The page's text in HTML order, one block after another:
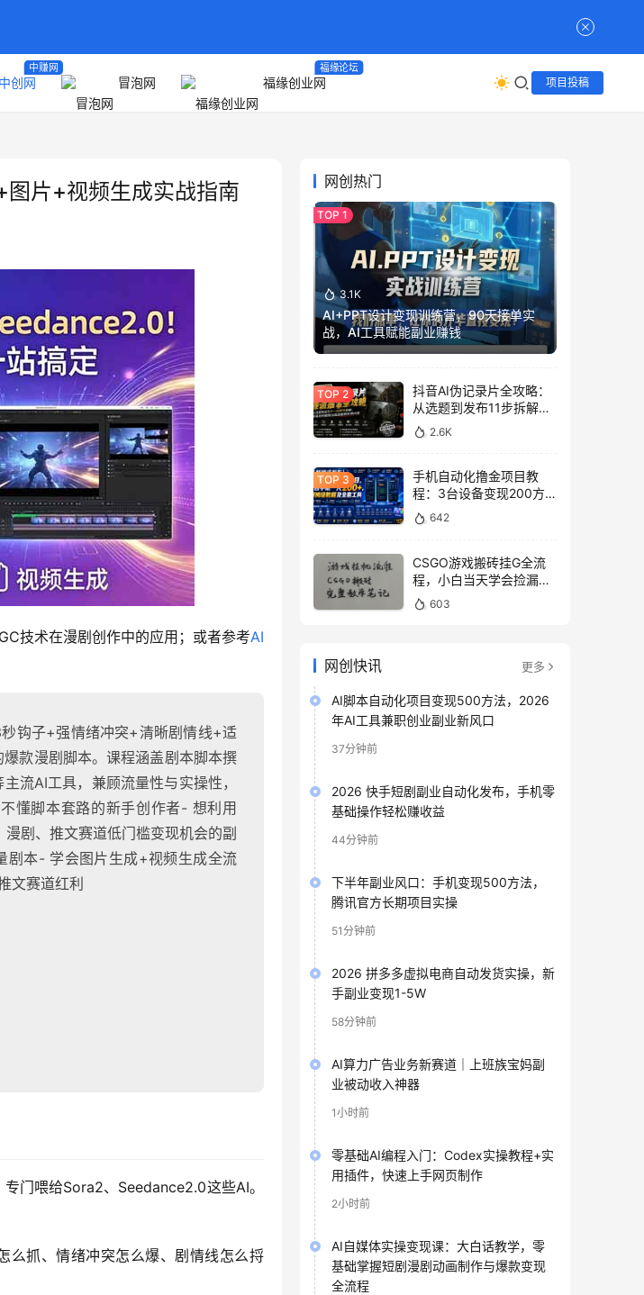
中创网
中赚网
冒泡网 福缘创业网
福缘论坛
项目投稿
片+视频生成实战指南
技术在漫剧创作中的应用；或者参考AI
钩子+强情绪冲突+清晰剧情线+适
款漫剧脚本。课程涵盖剧本脚本撰
流AI工具，兼顾流量性与实操性，
懂脚本套路的新手创作者- 想利用
剧、推文赛道低门槛变现机会的副
剧本- 学会图片生成+视频生成全流
文赛道红利
门喂给Sora2、Seedance2.0这些AI。
么抓、情绪冲突怎么爆、剧情线怎么捋
网创热门
3.1K
AI+PPT设计变现训练营，90天接单实
战，AI工具赋能副业赚钱
抖音AI伪记录片全攻略：
从选题到发布11步拆解，
零基础做出高流量真实感
内容
2.6K
手机自动化撸金项目教
程：3台设备变现200方
法，零门槛脚本工具与平
台玩法
642
CSGO游戏搬砖挂G全流
程，小白当天学会捡漏见
收益603
网创快讯 更多
AI脚本自动化项目变现500方法，2026
年AI工具兼职创业副业新风口
37分钟前
2026 快手短剧副业自动化发布，手机零
基础操作轻松赚收益
44分钟前
下半年副业风口：手机变现500方法，
腾讯官方长期项目实操
51分钟前
2026 拼多多虚拟电商自动发货实操，新
手副业变现1-5W
58分钟前
AI算力广告业务新赛道｜上班族宝妈副
业被动收入神器
1小时前
零基础AI编程入门：Codex实操教程+实
用插件，快速上手网页制作
2小时前
AI自媒体实操变现课：大白话教学，零
基础掌握短剧漫剧动画制作与爆款变现
全流程